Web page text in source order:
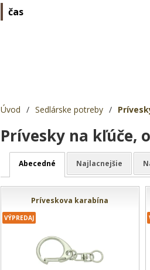
čas
Úvod / Sedlárske potreby /
Prívesky na kľúče,
Abecedné Najlacnejšie
Príveskova karabína
VÝPREDAJ